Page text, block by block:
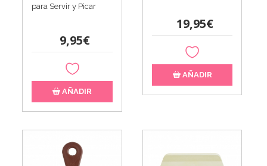
para Servir y Picar
9,95€
AÑADIR
19,95€
AÑADIR